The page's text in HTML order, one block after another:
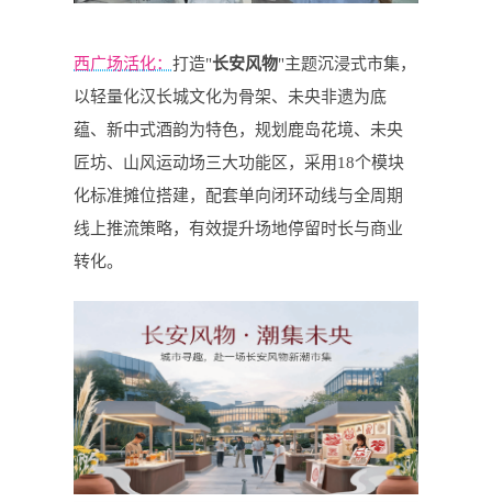
西广场活化：打造"长安风物"主题沉浸式市集，
以轻量化汉长城文化为骨架、未央非遗为底
蕴、新中式酒韵为特色，规划鹿岛花境、 未央
匠坊、山风运动场三大功能区，采用18个模块
化标准摊位搭建，配套单向闭环动线与全周期
线上推流策略，有效提升场地停留时长与商业
转化。